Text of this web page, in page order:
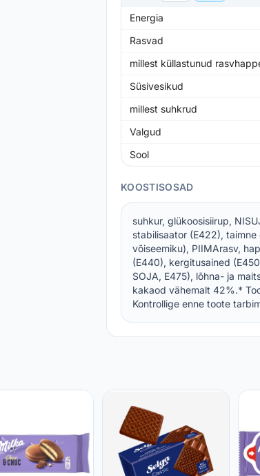
Energia
Rasvad
millest küllastunud
Süsivesikud
millest suhkrud
Valgud
Sool
KOOSTISOSAD
suhkur, glükoosisiirup,
stabilisaator (E422),
võiseemiku), PIIMArasv,
(E440), kergitusained
SOJA, E475), lõhna- ja
kakaod vähemalt 42%.*
Kontrollige enne toote